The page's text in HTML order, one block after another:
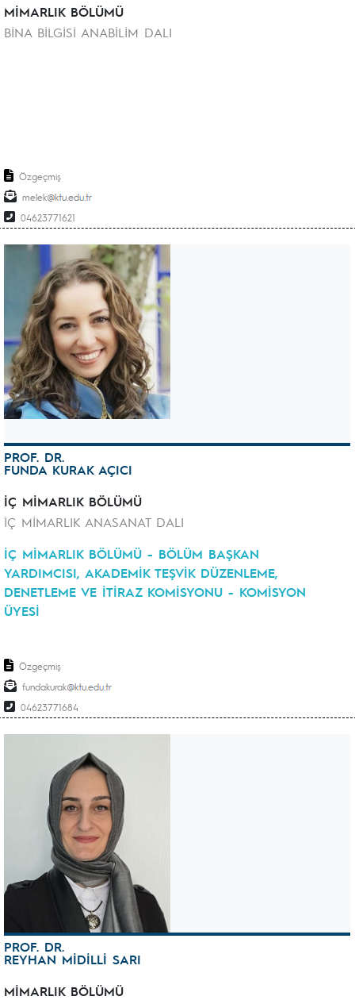
MİMARLIK BÖLÜMÜ
BİNA BİLGİSİ ANABİLİM DALI
Özgeçmiş
melek
04623771621
PROF. DR.
FUNDA KURAK AÇICI
İÇ MİMARLIK BÖLÜMÜ
İÇ MİMARLIK ANASANAT DALI
İÇ MİMARLIK BÖLÜMÜ - BÖLÜM BAŞKAN
YARDIMCISI, AKADEMİK TEŞVİK DÜZENLEME,
DENETLEME VE İTİRAZ KOMİSYONU - KOMİSYON
ÜYESİ
Özgeçmiş
fundakurak
04623771684
PROF. DR.
REYHAN MİDİLLİ SARI
MİMARLIK BÖLÜMÜ